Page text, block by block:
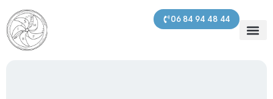
principal
06 84 94 48 44